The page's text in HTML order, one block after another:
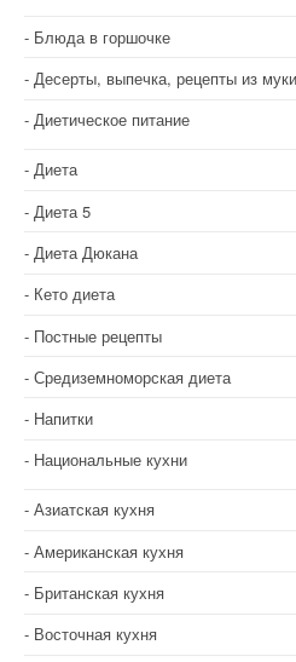
п
о
а
п
и
с
я
м
Блюда в горшочке
Десерты, выпечка, рецепты из муки
Диетическое питание
Диета
Диета 5
Диета Дюкана
Кето диета
Постные рецепты
Средиземноморская диета
Напитки
Национальные кухни
Азиатская кухня
Американская кухня
Британская кухня
Восточная кухня